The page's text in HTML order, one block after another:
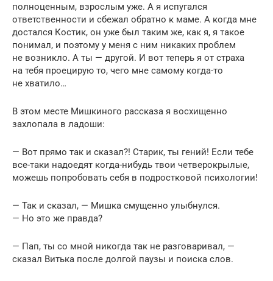
полноценным, взрослым уже. А я испугался
ответственности и сбежал обратно к маме. А когда мне
достался Костик, он уже был таким же, как я, я такое
понимал, и поэтому у меня с ним никаких проблем
не возникло. А ты — другой. И вот теперь я от страха
на тебя проецирую то, чего мне самому когда-то
не хватило…
В этом месте Мишкиного рассказа я восхищенно
захлопала в ладоши:
— Вот прямо так и сказал?! Старик, ты гений! Если тебе
все-таки надоедят когда-нибудь твои четверокрылые,
можешь попробовать себя в подростковой психологии!
— Так и сказал, — Мишка смущенно улыбнулся.
— Но это же правда?
— Пап, ты со мной никогда так не разговаривал, —
сказал Витька после долгой паузы и поиска слов.